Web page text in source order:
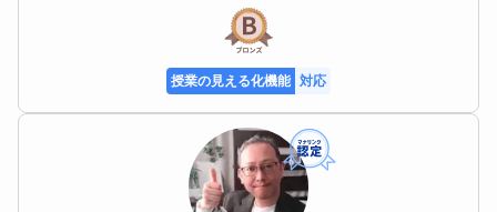
授業の見える化機能 対応